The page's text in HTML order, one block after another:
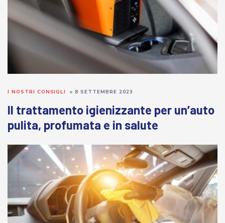
Il trattamento igienizzante per un’auto
pulita, profumata e in salute
I NOSTRI CONSIGLI 8 SETTEMBRE 2023